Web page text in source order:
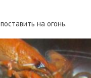
на огонь.